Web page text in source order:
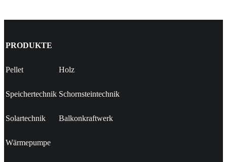
PRODUKTE
Pellet Holz
Speichertechnik Schornsteintechnik
Solartechnik Balkonkraftwerk
Wärmepumpe